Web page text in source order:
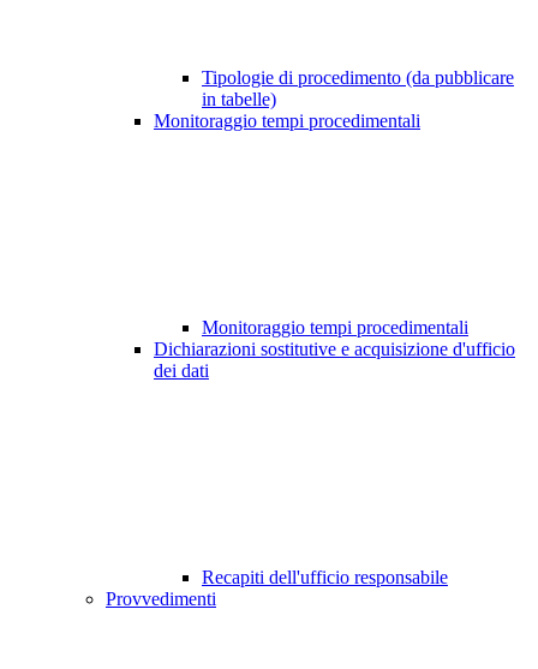
Tipologie di procedimento (da pubblicare
in tabelle)
Monitoraggio tempi procedimentali
Monitoraggio tempi procedimentali
Dichiarazioni sostitutive e acquisizione d'ufficio
dei dati
Recapiti dell'ufficio responsabile
Provvedimenti